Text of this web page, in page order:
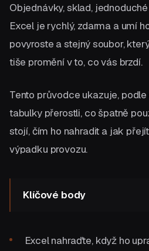
Objednávky, sklad,
Excel je rychlý, zdarma a umí
povyroste a stejný soubor,
tiše promění v to, co vás brzdí.
Tento průvodce ukazuje,
tabulky přerostli, co špatně
stojí, čím ho nahradit a jak
výpadku provozu.
Klíčové body
Excel nahraďte, když ho